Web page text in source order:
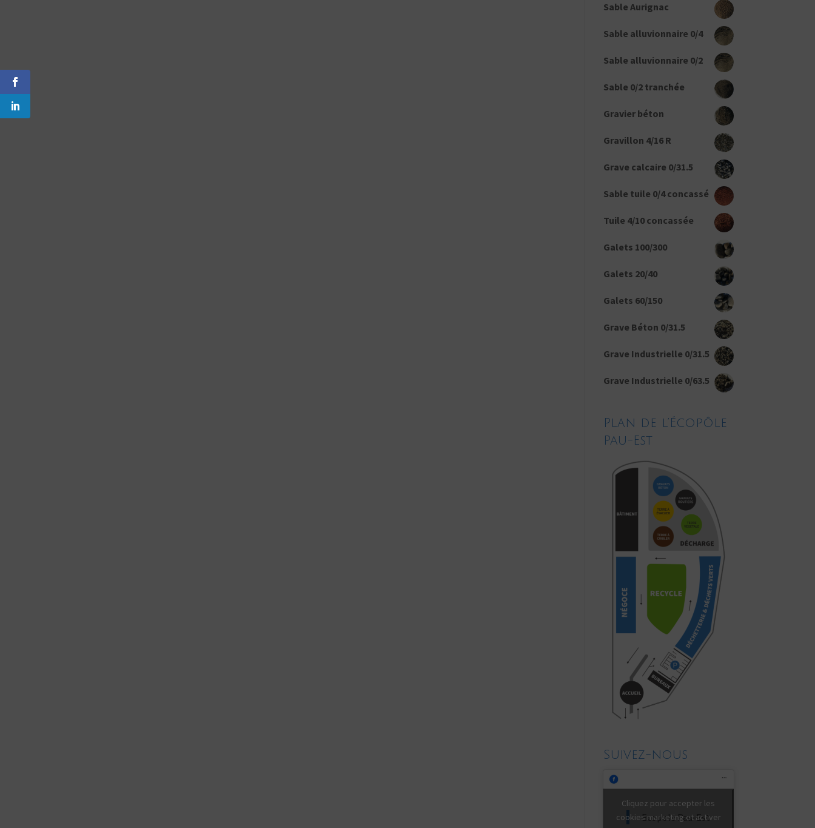
Sable Aurignac
Sable alluvionnaire 0/4
Sable alluvionnaire 0/2
Sable 0/2 tranchée
Gravier béton
Gravillon 4/16 R
Grave calcaire 0/31.5
Sable tuile 0/4 concassé
Tuile 4/10 concassée
Galets 100/300
Galets 20/40
Galets 60/150
Grave Béton 0/31.5
Grave Industrielle 0/31.5
Grave Industrielle 0/63.5
Plan de l’Écopôle
Pau-Est
Suivez-nous
Ecopole Pau-Est
Cliquez pour accepter les
cookies marketing et activer